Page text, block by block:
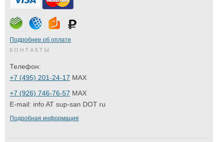
Подробнее об оплате
КОНТАКТЫ
Телефон:
+7 (495) 201-24-17 MAX
+7 (926) 746-76-57 MAX
E-mail: info AT sup-san DOT ru
Подробная информация